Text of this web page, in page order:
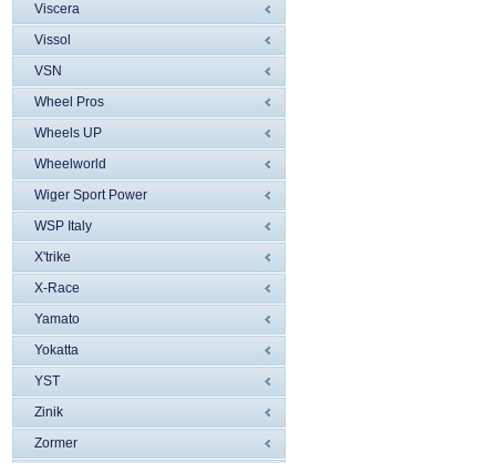
Viscera
Vissol
VSN
Wheel Pros
Wheels UP
Wheelworld
Wiger Sport Power
WSP Italy
X'trike
X-Race
Yamato
Yokatta
YST
Zinik
Zormer